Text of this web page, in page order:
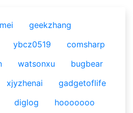
geekzhang
ybcz0519
comsharp
watsonxu
bugbear
xjyzhenai
gadgetoflife
diglog
hooooooo